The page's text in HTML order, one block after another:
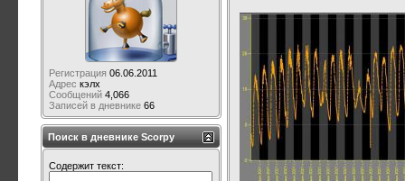
Регистрация 06.06.2011
Адрес кэлх
Сообщений 4,066
Записей в дневнике 66
Поиск в дневнике Scorpy
Содержит текст: